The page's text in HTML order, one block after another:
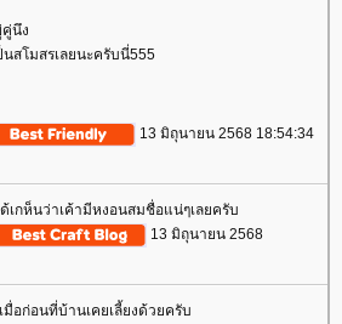
คู่นึง
โมสรเลยนะครับนี่555
13 มิถุนายน 2568 18:54:34
กห็นว่าเค้ามีหงอนสมชื่อแน่ๆเลยครับ
13 มิถุนายน 2568
อก่อนที่บ้านเคยเลี้ยงด้วยครับ